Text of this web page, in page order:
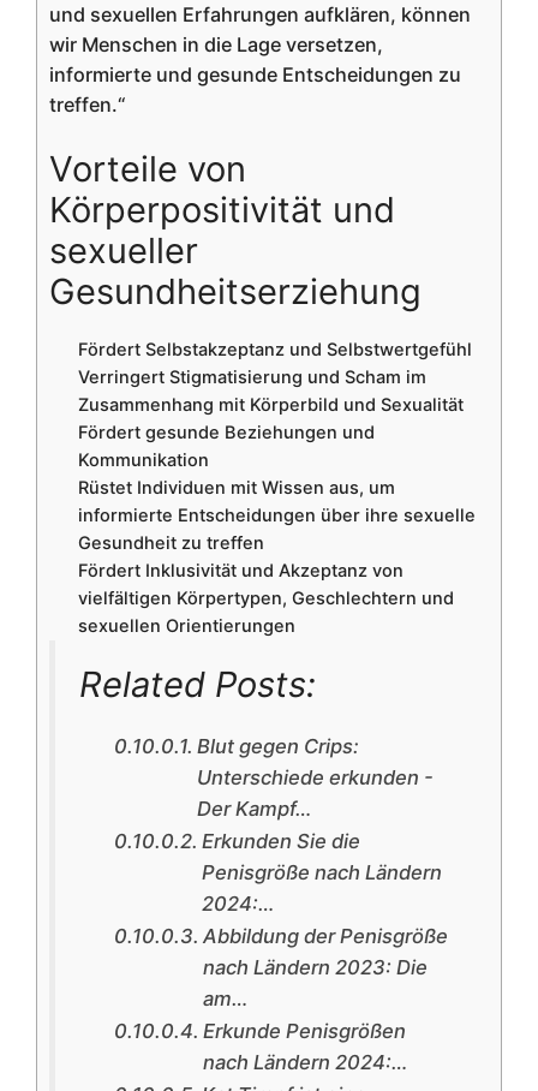
und sexuellen Erfahrungen aufklären, können
wir Menschen in die Lage versetzen,
informierte und gesunde Entscheidungen zu
treffen.“
Vorteile von
Körperpositivität und
sexueller
Gesundheitserziehung
Fördert Selbstakzeptanz und Selbstwertgefühl
Verringert Stigmatisierung und Scham im
Zusammenhang mit Körperbild und Sexualität
Fördert gesunde Beziehungen und
Kommunikation
Rüstet Individuen mit Wissen aus, um
informierte Entscheidungen über ihre sexuelle
Gesundheit zu treffen
Fördert Inklusivität und Akzeptanz von
vielfältigen Körpertypen, Geschlechtern und
sexuellen Orientierungen
Related Posts:
Blut gegen Crips:
Unterschiede erkunden -
Der Kampf…
Erkunden Sie die
Penisgröße nach Ländern
2024:…
Abbildung der Penisgröße
nach Ländern 2023: Die
am…
Erkunde Penisgrößen
nach Ländern 2024:…